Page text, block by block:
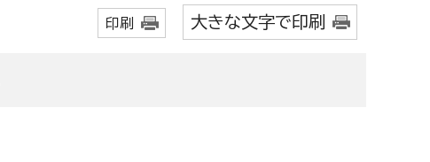
印刷 大きな文字で印刷